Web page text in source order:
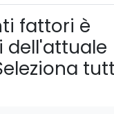
fattori è
dell'attuale